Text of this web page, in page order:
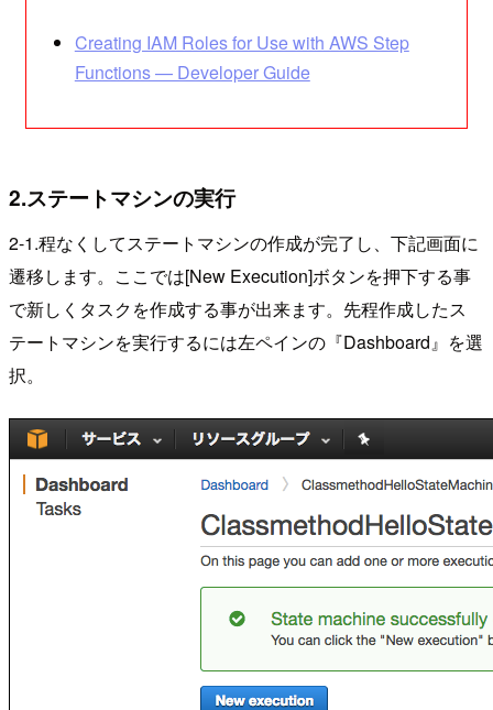
Creating IAM Roles for Use with AWS Step
Functions — Developer Guide
2.ステートマシンの実行
2-1.程なくしてステートマシンの作成が完了し、下記画面に
遷移します。ここでは[New Execution]ボタンを押下する事
で新しくタスクを作成する事が出来ます。先程作成したス
テートマシンを実行するには左ペインの『Dashboard』を選
択。